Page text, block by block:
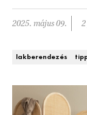
Nappali
Szállodák és
2025. május 09.
lakberendezés